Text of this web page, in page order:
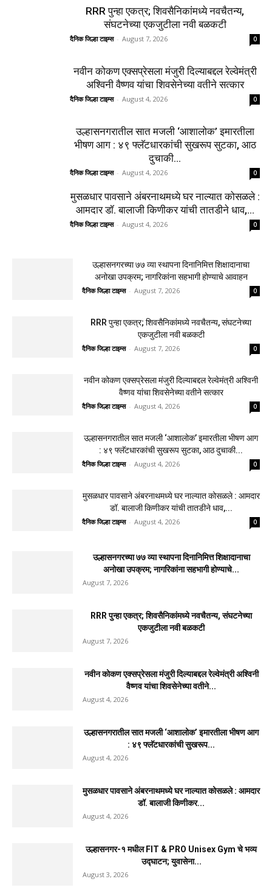
RRR पुन्हा एकत्र; शिवसैनिकांमध्ये नवचैतन्य,
संघटनेच्या एकजुटीला नवी बळकटी
दैनिक जिल्हा टाइम्स - August 7, 2026 0
नवीन कोकण एक्सप्रेसला मंजुरी दिल्याबद्दल रेल्वेमंत्री
अश्विनी वैष्णव यांचा शिवसेनेच्या वतीने सत्कार
दैनिक जिल्हा टाइम्स - August 4, 2026 0
उल्हासनगरातील सात मजली ‘आशालोक’ इमारतीला
भीषण आग : ४९ फ्लॅटधारकांची सुखरूप सुटका, आठ
दुचाकी...
दैनिक जिल्हा टाइम्स - August 4, 2026 0
मुसळधार पावसाने अंबरनाथमध्ये घर नाल्यात कोसळले :
आमदार डॉ. बालाजी किणीकर यांची तातडीने धाव,...
दैनिक जिल्हा टाइम्स - August 4, 2026 0
उल्हासनगरच्या ७७ व्या स्थापना दिनानिमित्त शिक्षादानाचा
अनोखा उपक्रम; नागरिकांना सहभागी होण्याचे आवाहन
दैनिक जिल्हा टाइम्स - August 7, 2026 0
RRR पुन्हा एकत्र; शिवसैनिकांमध्ये नवचैतन्य, संघटनेच्या
एकजुटीला नवी बळकटी
दैनिक जिल्हा टाइम्स - August 7, 2026 0
नवीन कोकण एक्सप्रेसला मंजुरी दिल्याबद्दल रेल्वेमंत्री अश्विनी
वैष्णव यांचा शिवसेनेच्या वतीने सत्कार
दैनिक जिल्हा टाइम्स - August 4, 2026 0
उल्हासनगरातील सात मजली ‘आशालोक’ इमारतीला भीषण आग
: ४९ फ्लॅटधारकांची सुखरूप सुटका, आठ दुचाकी...
दैनिक जिल्हा टाइम्स - August 4, 2026 0
मुसळधार पावसाने अंबरनाथमध्ये घर नाल्यात कोसळले : आमदार
डॉ. बालाजी किणीकर यांची तातडीने धाव,...
दैनिक जिल्हा टाइम्स - August 4, 2026 0
उल्हासनगरच्या ७७ व्या स्थापना दिनानिमित्त शिक्षादानाचा
अनोखा उपक्रम; नागरिकांना सहभागी होण्याचे...
August 7, 2026
RRR पुन्हा एकत्र; शिवसैनिकांमध्ये नवचैतन्य, संघटनेच्या
एकजुटीला नवी बळकटी
August 7, 2026
नवीन कोकण एक्सप्रेसला मंजुरी दिल्याबद्दल रेल्वेमंत्री अश्विनी
वैष्णव यांचा शिवसेनेच्या वतीने...
August 4, 2026
उल्हासनगरातील सात मजली ‘आशालोक’ इमारतीला भीषण आग
: ४९ फ्लॅटधारकांची सुखरूप...
August 4, 2026
मुसळधार पावसाने अंबरनाथमध्ये घर नाल्यात कोसळले : आमदार
डॉ. बालाजी किणीकर...
August 4, 2026
उल्हासनगर-१ मधील FIT & PRO Unisex Gym चे भव्य
उद्घाटन; युवासेना...
August 3, 2026